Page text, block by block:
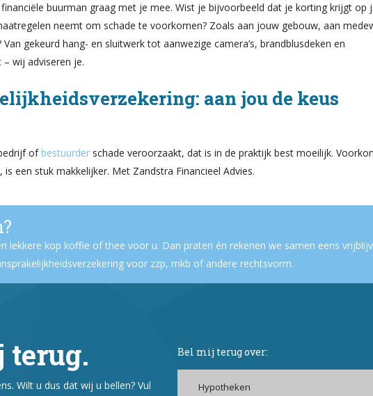
buurman graag met je mee. Wist je bijvoorbeeld dat je korting krijgt op
neemt om schade te voorkomen? Zoals aan jouw gebouw, aan
gekeurd hang- en sluitwerk tot aanwezige camera’s, brandblusdeken en
wij adviseren je.
aan jou de keus
of bestuurder schade veroorzaakt, dat is in de praktijk best moeilijk.
een stuk makkelijker. Met Zandstra Financieel Advies.
lekkere kop koffie of thee voor u. Dan praten én rekenen we samen eens
voor zzp, mkb of andere rechtsvorm.
terug.
Wilt u dus dat wij u bellen? Vul
Bel mij terug over:
Hypotheken